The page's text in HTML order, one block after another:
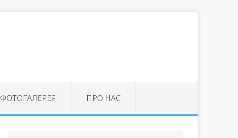
ФОТОГАЛЕРЕЯ ПРО НАС